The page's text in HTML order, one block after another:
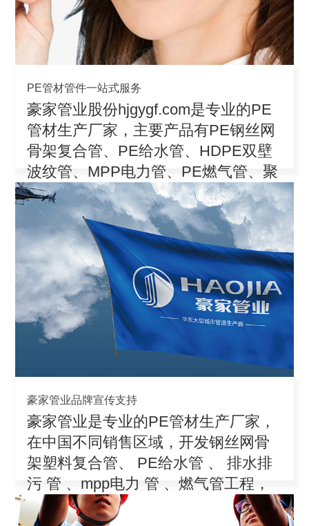
PE管材管件一站式服务
豪家管业股份hjgygf.com是专业的PE
管材生产厂家，主要产品有PE钢丝网
骨架复合管、PE给水管、HDPE双壁
波纹管、MPP电力管、PE燃气管、聚
丙
豪家管业品牌宣传支持
豪家管业是专业的PE管材生产厂家，
在中国不同销售区域，开发钢丝网骨
架塑料复合管、 PE给水管 、 排水排
污 管 、mpp电力 管 、燃气管工程，
积极参